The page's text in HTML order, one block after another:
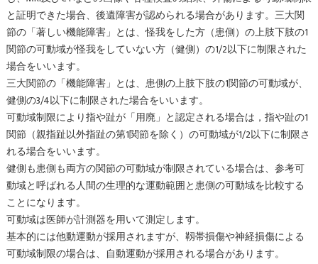
と証明できた場合、後遺障害が認められる場合があります。三大関
節の「著しい機能障害」とは、怪我をした方（患側）の上肢下肢の1
関節の可動域が怪我をしていない方（健側）の1/2以下に制限された
場合をいいます。
三大関節の「機能障害」とは、患側の上肢下肢の1関節の可動域が、
健側の3/4以下に制限された場合をいいます。
可動域制限により指や趾が「用廃」と認定される場合は，指や趾の1
関節（親指趾以外指趾の第1関節を除く）の可動域が1/2以下に制限さ
れる場合をいいます。
健側も患側も両方の関節の可動域が制限されている場合は、参考可
動域と呼ばれる人間の生理的な運動範囲と患側の可動域を比較する
ことになります。
可動域は医師が計測器を用いて測定します。
基本的には他動運動が採用されますが、靱帯損傷や神経損傷による
可動域制限の場合は、自動運動が採用される場合があります。